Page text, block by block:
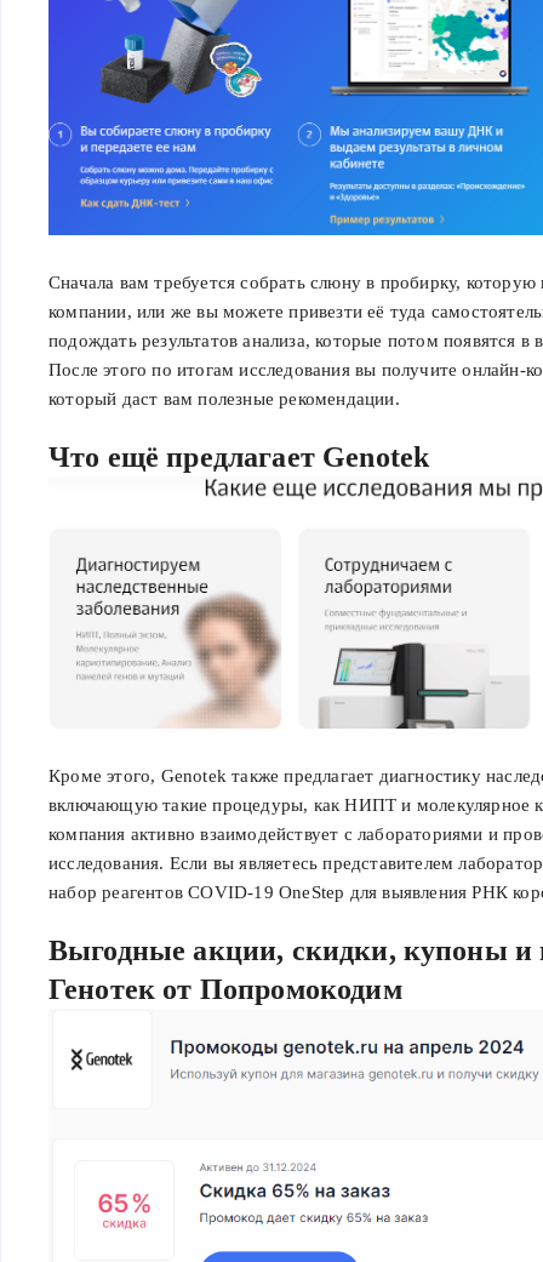
Сначала вам требуется собрать слюну в пробирку, которую
компании, или же вы можете привезти её туда
подождать результатов анализа, которые потом появятся
После этого по итогам исследования вы получите онлайн-
который даст вам полезные рекомендации.
Что ещё предлагает Genotek
Кроме этого, Genotek также предлагает диагностику
включающую такие процедуры, как НИПТ и молекулярное
компания активно взаимодействует с лабораториями и
исследования. Если вы являетесь представителем
набор реагентов COVID-19 OneStep для выявления РНК
Выгодные акции, скидки, купоны и
Генотек от Попромокодим